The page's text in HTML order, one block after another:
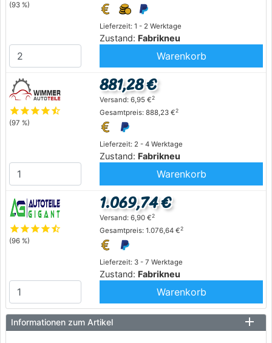
(93 %)
Lieferzeit: 1 - 2 Werktage
Zustand: Fabrikneu
Warenkorb
starstarstarstarstar_half
(97 %)
Lieferzeit: 2 - 4 Werktage
Zustand: Fabrikneu
881,28 €
Versand: 6,95 €2
Gesamtpreis: 888,23 €2
Warenkorb
starstarstarstarstar_half
(96 %)
Lieferzeit: 3 - 7 Werktage
Zustand: Fabrikneu
1.069,74 €
Versand: 6,90 €2
Gesamtpreis: 1.076,64 €2
Warenkorb
Informationen zum Artikel